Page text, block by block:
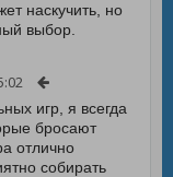
наскучить, но
выбор.
игр, я всегда
бросают
отлично
собирать